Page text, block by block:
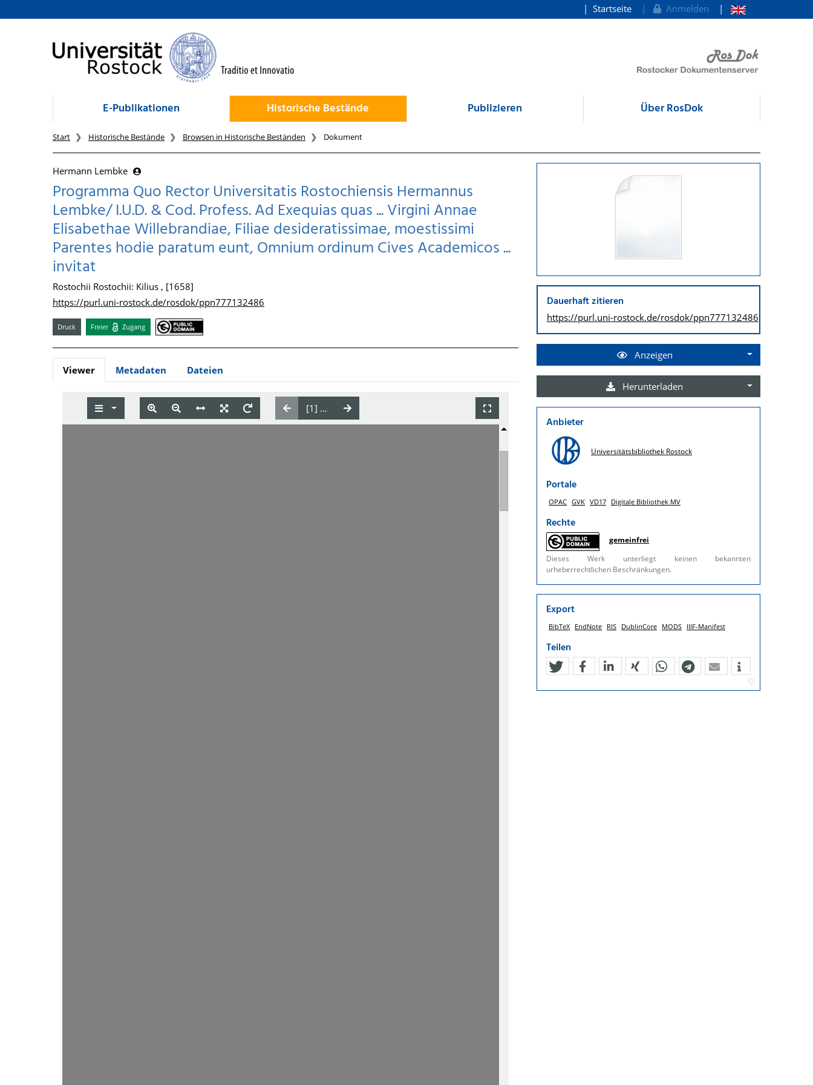
zum Inhalt
Startseite Anmelden
E-Publikationen Historische Bestände Publizieren Über RosDok
Start Historische Bestände Browsen in Historische Beständen Dokument
Hermann Lembke
Programma Quo Rector Universitatis Rostochiensis Hermannus
Lembke/ I.U.D. & Cod. Profess. Ad Exequias quas ... Virgini Annae
Elisabethae Willebrandiae, Filiae desideratissimae, moestissimi
Parentes hodie paratum eunt, Omnium ordinum Cives Academicos ...
invitat
Rostochii Rostochii: Kilius , [1658]
https://purl.uni-rostock.de/rosdok/ppn777132486
Druck Freier Zugang
Viewer Metadaten Dateien
Dauerhaft zitieren
https://purl.uni-rostock.de/rosdok/ppn777132486
Anzeigen
Herunterladen
Anbieter
Universitätsbibliothek Rostock
Portale
OPAC GVK VD17 Digitale Bibliothek MV
Rechte
gemeinfrei
Dieses Werk unterliegt keinen bekannten
urheberrechtlichen Beschränkungen.
Export
BibTeX EndNote RIS DublinCore MODS IIIF-Manifest
Teilen